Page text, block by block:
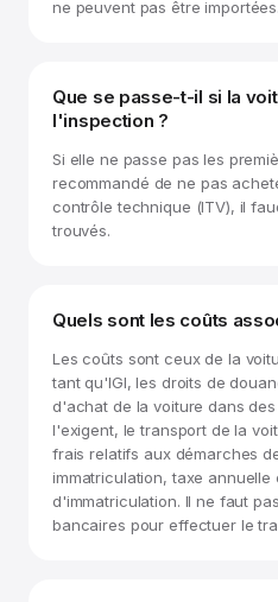
ne peuvent pas être importées.
Que se passe-t-il si la
l'inspection ?
Si elle ne passe pas les
recommandé de ne pas
contrôle technique (ITV), il
trouvés.
Quels sont les coûts
Les coûts sont ceux de la
tant qu'IGI, les droits de
d'achat de la voiture dans
l'exigent, le transport de la
frais relatifs aux démarches
immatriculation, taxe annuelle
d'immatriculation. Il ne faut
bancaires pour effectuer le